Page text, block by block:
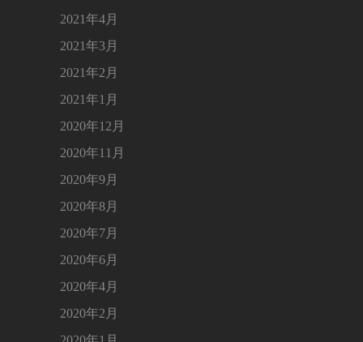
2021年4月
2021年3月
2021年2月
2021年1月
2020年12月
2020年11月
2020年9月
2020年8月
2020年7月
2020年6月
2020年4月
2020年2月